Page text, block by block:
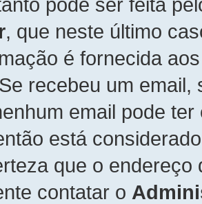
, que neste último
é fornecida
recebeu um
email pode
está
que o
contatar o